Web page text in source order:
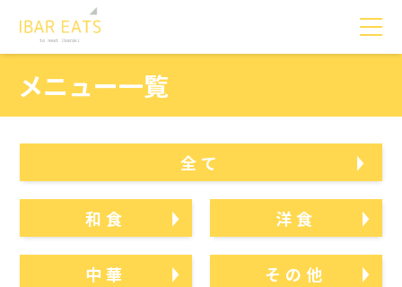
メニュー一覧
全て
和食 洋食
中華 その他